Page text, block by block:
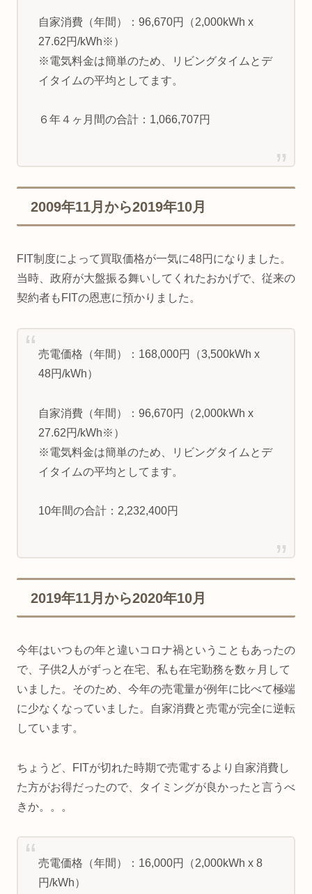
自家消費（年間）：96,670円（2,000kWh x
27.62円/kWh※）
※電気料金は簡単のため、リビングタイムとデ
イタイムの平均としてます。
６年４ヶ月間の合計：1,066,707円
2009年11月から2019年10月
FIT制度によって買取価格が一気に48円になりました。
当時、政府が大盤振る舞いしてくれたおかげで、従来の
契約者もFITの恩恵に預かりました。
売電価格（年間）：168,000円（3,500kWh x
48円/kWh）
自家消費（年間）：96,670円（2,000kWh x
27.62円/kWh※）
※電気料金は簡単のため、リビングタイムとデ
イタイムの平均としてます。
10年間の合計：2,232,400円
2019年11月から2020年10月
今年はいつもの年と違いコロナ禍ということもあったの
で、子供2人がずっと在宅、私も在宅勤務を数ヶ月して
いました。そのため、今年の売電量が例年に比べて極端
に少なくなっていました。自家消費と売電が完全に逆転
しています。
ちょうど、FITが切れた時期で売電するより自家消費し
た方がお得だったので、タイミングが良かったと言うべ
きか。。。
売電価格（年間）：16,000円（2,000kWh x 8
円/kWh）